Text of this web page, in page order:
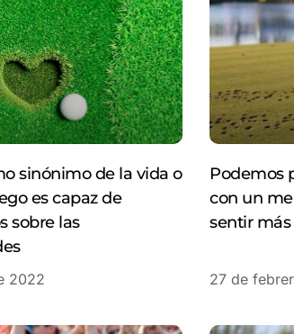
sinónimo de la vida o
es capaz de
sobre las
2022
Podemos
con un
sentir
27 de